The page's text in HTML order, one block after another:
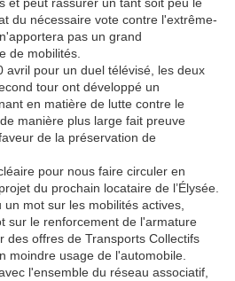
du nécessaire vote contre l'extrême-
pas un grand
de mobilités.
avril pour un duel télévisé, les deux
tour ont développé un
en matière de lutte contre le
manière plus large fait preuve
de la préservation de
pour nous faire circuler en
du prochain locataire de l’Élysée.
mot sur les mobilités actives,
sur le renforcement de l'armature
des offres de Transports Collectifs
moindre usage de l'automobile.
l'ensemble du réseau associatif,